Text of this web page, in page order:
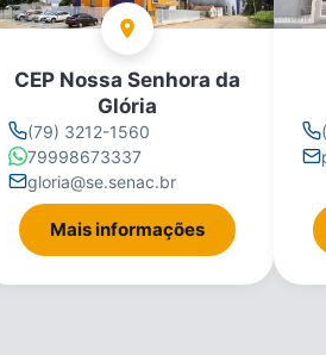
CEP Nossa Senhora da
Glória
(79) 3212-1560
79998673337
gloria@se.senac.br
Mais informações